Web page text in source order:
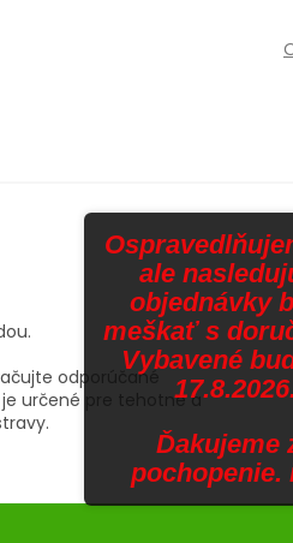
odporúčané
určené pre tehotné a
ale
objednávky
meškať s
Vybavené
Ďakujeme
pochopenie.